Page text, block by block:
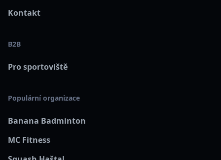
Kontakt
B2B
Pro sportoviště
Populární organizace
Banana Badminton
MC Fitness